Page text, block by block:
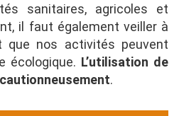
sanitaires, agricoles et
il faut également veiller à
que nos activités peuvent
écologique. L’utilisation de
.